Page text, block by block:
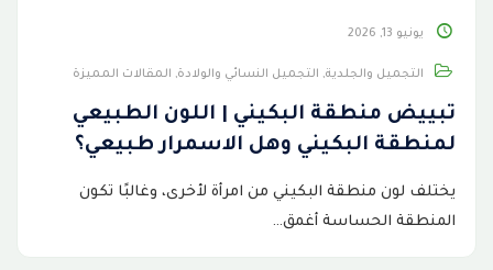
يونيو 13, 2026
التجميل والجلدية, التجميل النسائي والولادة, المقالات المميزة
تبييض منطقة البكيني | اللون الطبيعي
لمنطقة البكيني وهل الاسمرار طبيعي؟
يختلف لون منطقة البكيني من امرأة لأخرى، وغالبًا تكون
المنطقة الحساسة أغمق…